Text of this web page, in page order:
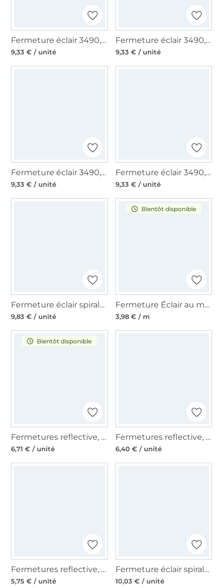
Fermeture éclair 3490, gris-vert
9,33 € / unité
Fermeture éclair 3490, rouge
9,33 € / unité
Fermeture éclair 3490, gris
9,33 € / unité
Fermeture éclair 3490, argent
9,33 € / unité
Fermeture éclair spirale séparable 60 cm cuivre
9,83 € / unité
Bientôt disponible
Fermeture Éclair au mètre non séparable plastique à spirale, uni blanc
3,98 € / m
Bientôt disponible
Fermetures reflective, separable, 65 cm
6,71 € / unité
Fermetures reflective, separable, 60 cm
6,40 € / unité
Fermetures reflective, separable, 50 cm
5,75 € / unité
Fermeture éclair spirale séparable 80 cm cuivre
10,03 € / unité